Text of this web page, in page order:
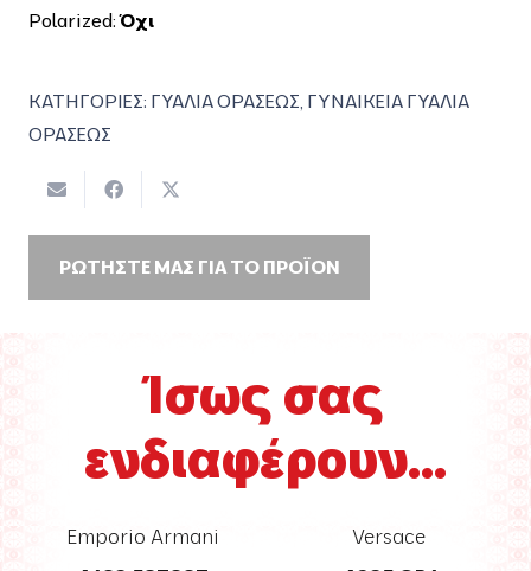
Polarized:Όχι
ΚΑΤΗΓΟΡΙΕΣ: ΓΥΑΛΙΑ ΟΡΑΣΕΩΣ ΓΥΝΑΙΚΕΙΑ ΓΥΑΛΙΑ
ΟΡΑΣΕΩΣ
ΡΩΤΗΣΤΕ ΜΑΣ ΓΙΑ ΤΟ ΠΡΟΪΟΝ
Ίσως σας
ενδιαφέρουν...
Emporio Armani
Versace